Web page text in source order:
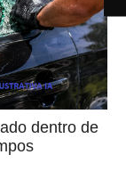
dentro de